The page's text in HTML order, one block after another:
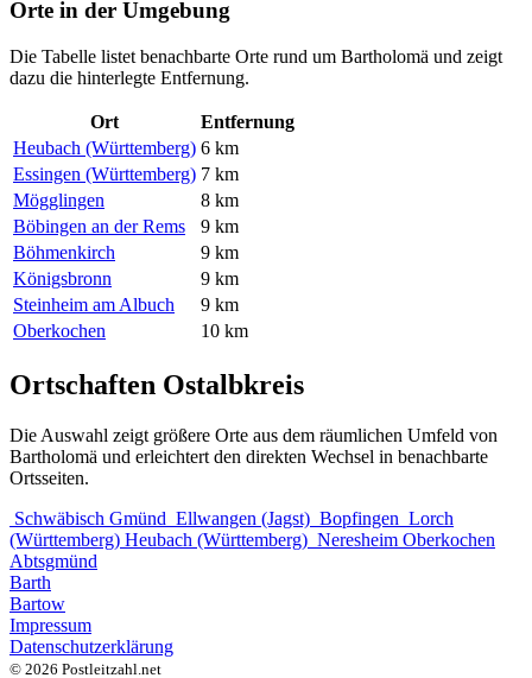
Orte in der Umgebung
Die Tabelle listet benachbarte Orte rund um Bartholomä und zeigt
dazu die hinterlegte Entfernung.
Ort
Entfernung
Heubach (Württemberg) 6 km
Essingen (Württemberg) 7 km
Mögglingen
8 km
Böbingen an der Rems
9 km
Böhmenkirch
9 km
Königsbronn
9 km
Steinheim am Albuch
9 km
Oberkochen
10 km
Ortschaften Ostalbkreis
Die Auswahl zeigt größere Orte aus dem räumlichen Umfeld von
Bartholomä und erleichtert den direkten Wechsel in benachbarte
Ortsseiten.
Schwäbisch Gmünd Ellwangen (Jagst) Bopfingen Lorch
(Württemberg) Heubach (Württemberg) Neresheim Oberkochen
Abtsgmünd
Barth
Bartow
Impressum
Datenschutzerklärung
© 2026 Postleitzahl.net